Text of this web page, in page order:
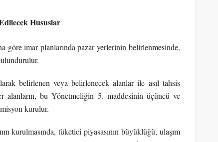
Hususlar
göre imar planlarında pazar yerlerinin belirlenmesinde,
belirlenen veya belirlenecek alanlar ile asıl tahsis
alanların, bu Yönetmeliğin 5. maddesinin üçüncü ve
kurulur.
kurulmasında, tüketici piyasasının büyüklüğü, ulaşım